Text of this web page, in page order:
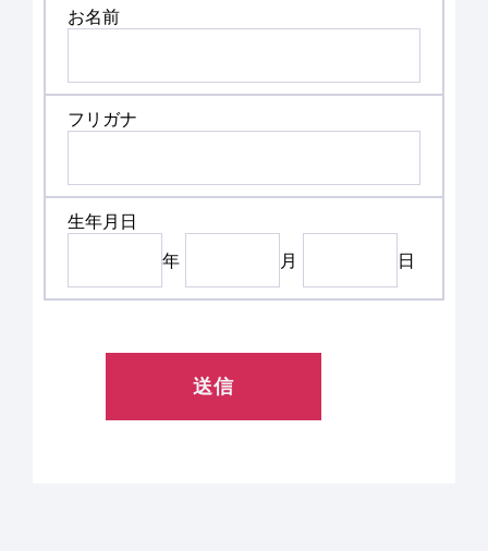
お名前
フリガナ
生年月日
年
月 日